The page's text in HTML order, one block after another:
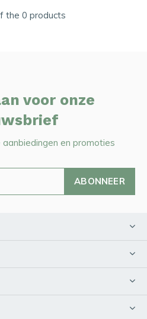
the 0 products
voor onze
en promoties
ABONNEER